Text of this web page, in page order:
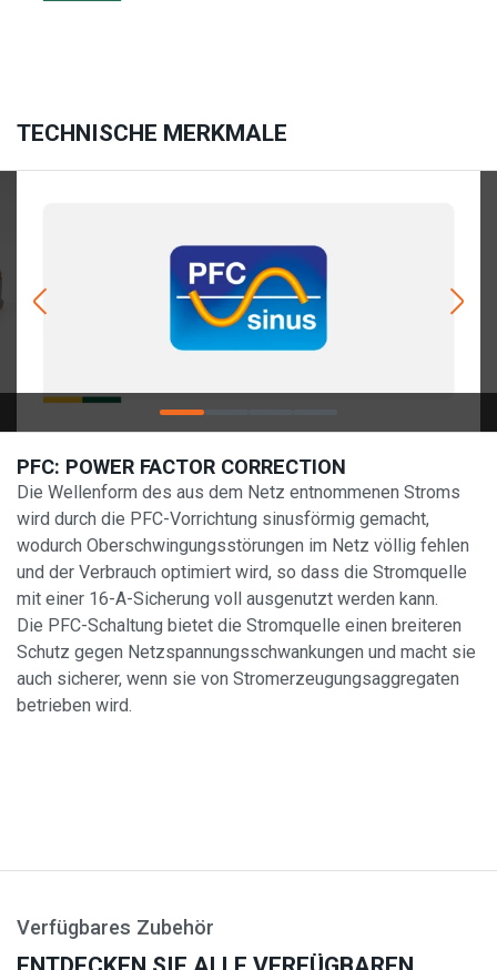
TECHNISCHE MERKMALE
PFC: POWER FACTOR CORRECTION
Die Wellenform des aus dem Netz entnommenen Stroms
wird durch die PFC-Vorrichtung sinusförmig gemacht,
wodurch Oberschwingungsstörungen im Netz völlig fehlen
und der Verbrauch optimiert wird, so dass die Stromquelle
mit einer 16-A-Sicherung voll ausgenutzt werden kann.
Die PFC-Schaltung bietet die Stromquelle einen breiteren
Schutz gegen Netzspannungsschwankungen und macht sie
auch sicherer, wenn sie von Stromerzeugungsaggregaten
betrieben wird.
Verfügbares Zubehör